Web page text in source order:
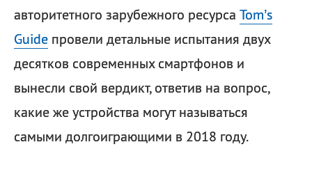
авторитетного зарубежного ресурса Tom’s
Guide провели детальные испытания двух
десятков современных смартфонов и
вынесли свой вердикт, ответив на вопрос,
какие же устройства могут называться
самыми долгоиграющими в 2018 году.